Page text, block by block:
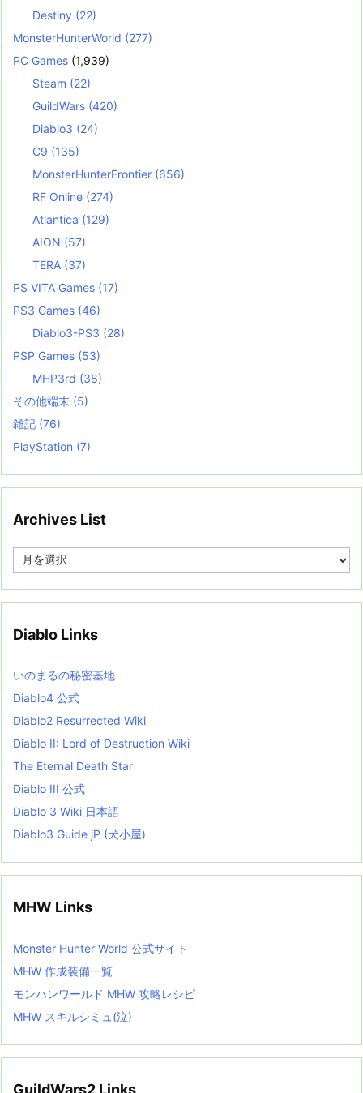
Destiny (22)
MonsterHunterWorld (277)
PC Games (1,939)
Steam (22)
GuildWars (420)
Diablo3 (24)
C9 (135)
MonsterHunterFrontier (656)
RF Online (274)
Atlantica (129)
AION (57)
TERA (37)
PS VITA Games (17)
PS3 Games (46)
Diablo3-PS3 (28)
PSP Games (53)
MHP3rd (38)
その他端末 (5)
雑記 (76)
PlayStation (7)
Archives List
e
i
s
t
Diablo Links
いのまるの秘密基地
Diablo4 公式
Diablo2 Resurrected Wiki
Diablo II: Lord of Destruction Wiki
The Eternal Death Star
Diablo III 公式
Diablo 3 Wiki 日本語
Diablo3 Guide jP (犬小屋)
MHW Links
Monster Hunter World 公式サイト
MHW 作成装備一覧
モンハンワールド MHW 攻略レシピ
MHW スキルシミュ(泣)
GuildWars2 Links